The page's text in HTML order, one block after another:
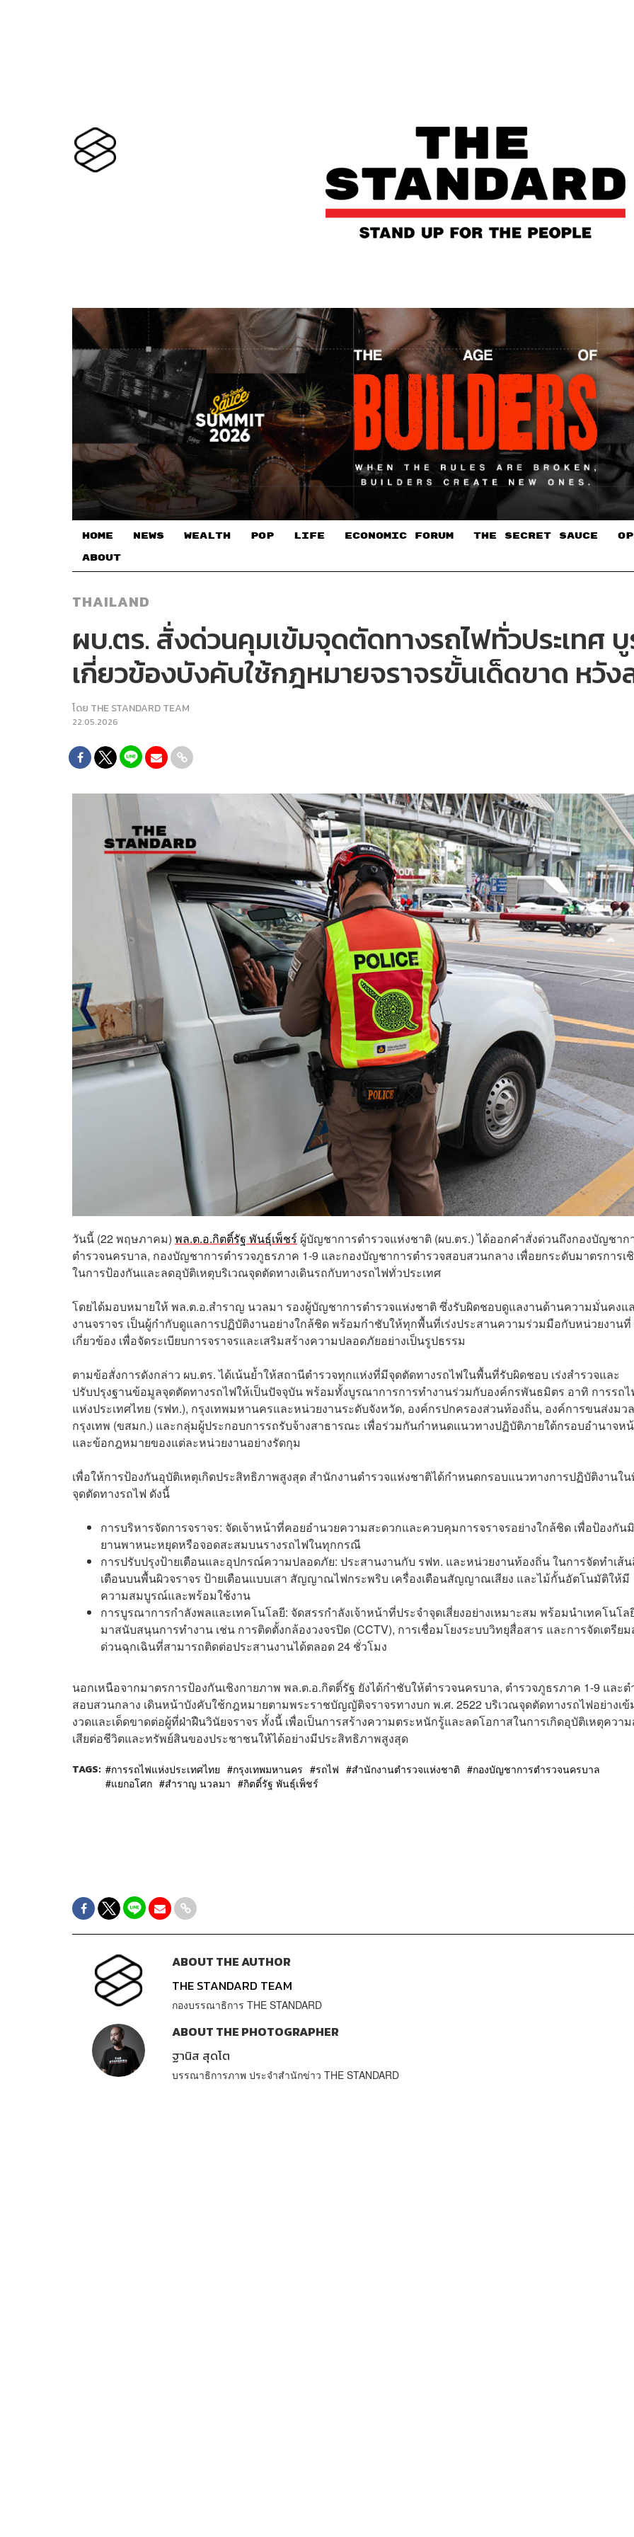
HOME NEWS WEALTH POP LIFE ECONOMIC FORUM THE SECRET SAUCE​
ABOUT
THAILAND
ผบ.ตร. สั่งด่วนคุมเข้มจุดตัดทางรถไฟทั่วประเทศ
เกี่ยวข้องบังคับใช้กฎหมายจราจรขั้นเด็ดขาด หวั
โดย THE STANDARD TEAM
22.05.2026
วันนี้ (22 พฤษภาคม) พล.ต.อ.กิตติ์รัฐ พันธุ์เพ็ชร์ ผู้บัญชาการตำรวจแห่งชาติ (ผบ.ตร.) ได้ออกคำสั่งด่วนถึงกองบัญชาก
ตำรวจนครบาล, กองบัญชาการตำรวจภูธรภาค 1-9 และกองบัญชาการตำรวจสอบสวนกลาง เพื่อยกระดับมาตรการเ
ในการป้องกันและลดอุบัติเหตุบริเวณจุดตัดทางเดินรถกับทางรถไฟทั่วประเทศ
โดยได้มอบหมายให้ พล.ต.อ.สำราญ นวลมา รองผู้บัญชาการตำรวจแห่งชาติ ซึ่งรับผิดชอบดูแลงานด้านความมั่นคงแ
งานจราจร เป็นผู้กำกับดูแลการปฏิบัติงานอย่างใกล้ชิด พร้อมกำชับให้ทุกพื้นที่เร่งประสานความร่วมมือกับหน่วยงานที่
เกี่ยวข้อง เพื่อจัดระเบียบการจราจรและเสริมสร้างความปลอดภัยอย่างเป็นรูปธรรม
ตามข้อสั่งการดังกล่าว ผบ.ตร. ได้เน้นย้ำให้สถานีตำรวจทุกแห่งที่มีจุดตัดทางรถไฟในพื้นที่รับผิดชอบ เร่งสำรวจและ
ปรับปรุงฐานข้อมูลจุดตัดทางรถไฟให้เป็นปัจจุบัน พร้อมทั้งบูรณาการการทำงานร่วมกับองค์กรพันธมิตร อาทิ การรถไ
แห่งประเทศไทย (รฟท.), กรุงเทพมหานครและหน่วยงานระดับจังหวัด, องค์กรปกครองส่วนท้องถิ่น, องค์การขนส่งมว
กรุงเทพ (ขสมก.) และกลุ่มผู้ประกอบการรถรับจ้างสาธารณะ เพื่อร่วมกันกำหนดแนวทางปฏิบัติภายใต้กรอบอำนาจห
และข้อกฎหมายของแต่ละหน่วยงานอย่างรัดกุม
เพื่อให้การป้องกันอุบัติเหตุเกิดประสิทธิภาพสูงสุด สำนักงานตำรวจแห่งชาติได้กำหนดกรอบแนวทางการปฏิบัติงานใ
จุดตัดทางรถไฟ ดังนี้
การบริหารจัดการจราจร: จัดเจ้าหน้าที่คอยอำนวยความสะดวกและควบคุมการจราจรอย่างใกล้ชิด เพื่อป้องกัน
ยานพาหนะหยุดหรือจอดสะสมบนรางรถไฟในทุกกรณี
การปรับปรุงป้ายเตือนและอุปกรณ์ความปลอดภัย: ประสานงานกับ รฟท. และหน่วยงานท้องถิ่น ในการจัดทำเส้
เตือนบนพื้นผิวจราจร ป้ายเตือนแบบเสา สัญญาณไฟกระพริบ เครื่องเตือนสัญญาณเสียง และไม้กั้นอัตโนมัติให้มี
ความสมบูรณ์และพร้อมใช้งาน
การบูรณาการกำลังพลและเทคโนโลยี: จัดสรรกำลังเจ้าหน้าที่ประจำจุดเสี่ยงอย่างเหมาะสม พร้อมนำเทคโนโล
มาสนับสนุนการทำงาน เช่น การติดตั้งกล้องวงจรปิด (CCTV), การเชื่อมโยงระบบวิทยุสื่อสาร และการจัดเตรียม
ด่วนฉุกเฉินที่สามารถติดต่อประสานงานได้ตลอด 24 ชั่วโมง
นอกเหนือจากมาตรการป้องกันเชิงกายภาพ พล.ต.อ.กิตติ์รัฐ ยังได้กำชับให้ตำรวจนครบาล, ตำรวจภูธรภาค 1-9 และต
สอบสวนกลาง เดินหน้าบังคับใช้กฎหมายตามพระราชบัญญัติจราจรทางบก พ.ศ. 2522 บริเวณจุดตัดทางรถไฟอย่างเข้
งวดและเด็ดขาดต่อผู้ที่ฝ่าฝืนวินัยจราจร ทั้งนี้ เพื่อเป็นการสร้างความตระหนักรู้และลดโอกาสในการเกิดอุบัติเหตุควา
เสียต่อชีวิตและทรัพย์สินของประชาชนให้ได้อย่างมีประสิทธิภาพสูงสุด
TAGS: การรถไฟแห่งประเทศไทย กรุงเทพมหานคร รถไฟ สำนักงานตำรวจแห่งชาติ
กองบัญชาการตำรวจนครบาล
แยกอโศก
สำราญ นวลมา กิตติ์รัฐ พันธุ์เพ็ชร์
ABOUT THE AUTHOR
THE STANDARD TEAM
กองบรรณาธิการ THE STANDARD
ABOUT THE PHOTOGRAPHER
ฐานิส สุดโต
บรรณาธิการภาพ ประจำสำนักข่าว THE STANDARD